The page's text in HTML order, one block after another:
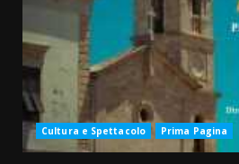
Cultura e Spettacolo Prima Pagina